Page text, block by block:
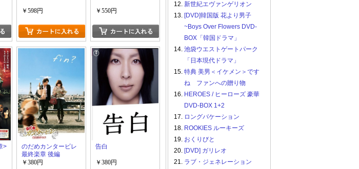
￥598円 ￥550円
>
のだめカンタービレ
最終楽章 後編
￥380円
告白
￥380円
12. 新世紀エヴァンゲリオン
13. [DVD]韓国版 花より男子
~Boys Over Flowers DVD-
BOX「韓国ドラマ」
14. 池袋ウエストゲートパーク
「日本現代ドラマ」
15. 特典 美男＜イケメン＞です
ね ファンへの贈り物
16. HEROES / ヒーローズ 豪華
DVD-BOX 1+2
17. ロングバケーション
18. ROOKIES ルーキーズ
19. おくりびと
20. [DVD] ガリレオ
21. ラブ・ジェネレーション